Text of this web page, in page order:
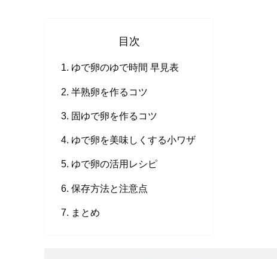
目次
ゆで卵のゆで時間 早見表
半熟卵を作るコツ
固ゆで卵を作るコツ
ゆで卵を美味しくする小ワザ
ゆで卵の活用レシピ
保存方法と注意点
まとめ